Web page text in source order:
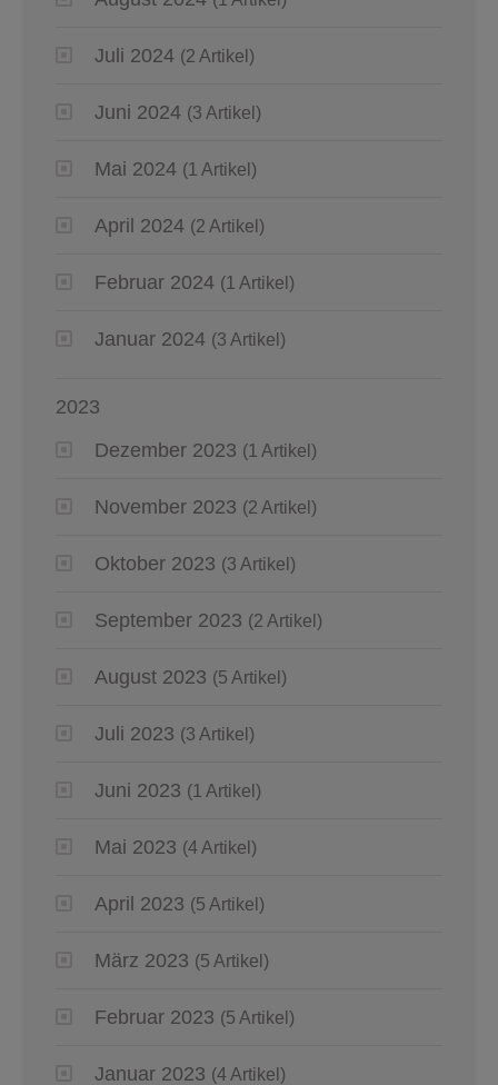
Juli 2024 (2 Artikel)
Juni 2024 (3 Artikel)
Mai 2024 (1 Artikel)
April 2024 (2 Artikel)
Februar 2024 (1 Artikel)
Januar 2024 (3 Artikel)
2023
Dezember 2023 (1 Artikel)
November 2023 (2 Artikel)
Oktober 2023 (3 Artikel)
September 2023 (2 Artikel)
August 2023 (5 Artikel)
Juli 2023 (3 Artikel)
Juni 2023 (1 Artikel)
Mai 2023 (4 Artikel)
April 2023 (5 Artikel)
März 2023 (5 Artikel)
Februar 2023 (5 Artikel)
Januar 2023 (4 Artikel)